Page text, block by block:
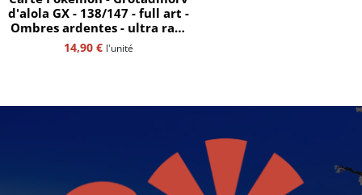
d'alola GX - 138/147 - full art -
Ombres ardentes - ultra rare
- SL3 - FR
14,90 € l'unité